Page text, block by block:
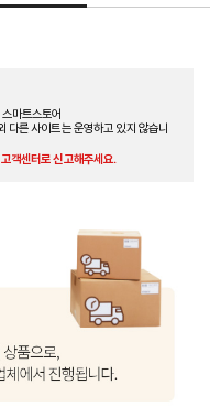
마트스토어
다른 사이트는 운영하고 있지 않습니
객센터로 신고해주세요.